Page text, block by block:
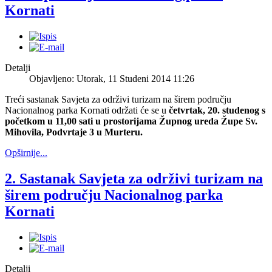
Kornati
Detalji
Objavljeno: Utorak, 11 Studeni 2014 11:26
Treći sastanak Savjeta za održivi turizam na širem području
Nacionalnog parka Kornati održati će se u četvrtak, 20. studenog s
početkom u 11,00 sati u prostorijama Župnog ureda Župe Sv.
Mihovila, Podvrtaje 3 u Murteru.
Opširnije...
2. Sastanak Savjeta za održivi turizam na
širem području Nacionalnog parka
Kornati
Detalji